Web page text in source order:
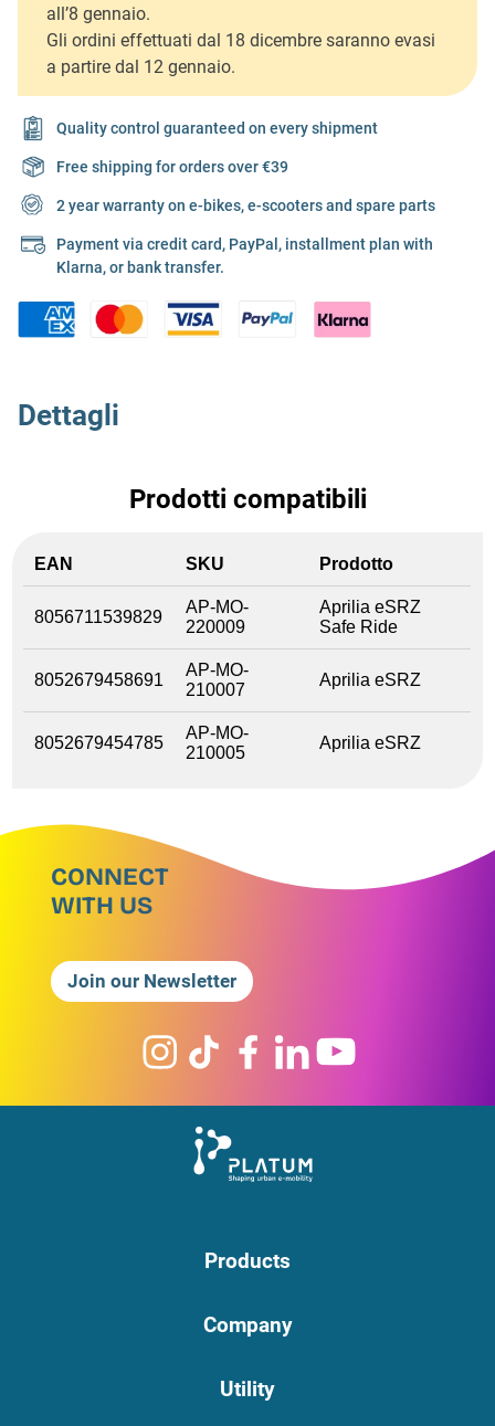
all’8 gennaio.
Gli ordini effettuati dal 18 dicembre saranno evasi
a partire dal 12 gennaio.
Quality control guaranteed on every shipment
Free shipping for orders over €39
2 year warranty on e-bikes, e-scooters and spare parts
Payment via credit card, PayPal, installment plan with
Klarna, or bank transfer.
Dettagli
Prodotti compatibili
EAN SKU Prodotto
8056711539829
AP-MO-
220009
Aprilia eSRZ
Safe Ride
8052679458691
AP-MO-
210007
Aprilia eSRZ
8052679454785
AP-MO-
210005
Aprilia eSRZ
CONNECT
WITH US
Join our Newsletter
Products
Company
Utility